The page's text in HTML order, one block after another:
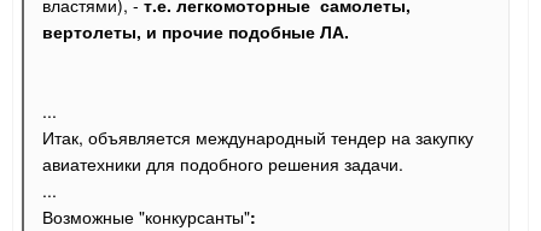
властями), - т.е. легкомоторные самолеты,
вертолеты, и прочие подобные ЛА.
...
Итак, объявляется международный тендер на закупку
авиатехники для подобного решения задачи.
...
Возможные "конкурсанты":